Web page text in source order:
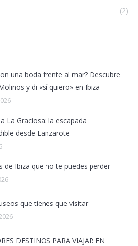
(2)
una boda frente al mar? Descubre
y di «sí quiero» en Ibiza
La Graciosa: la escapada
desde Lanzarote
de Ibiza que no te puedes perder
que tienes que visitar
DESTINOS PARA VIAJAR EN